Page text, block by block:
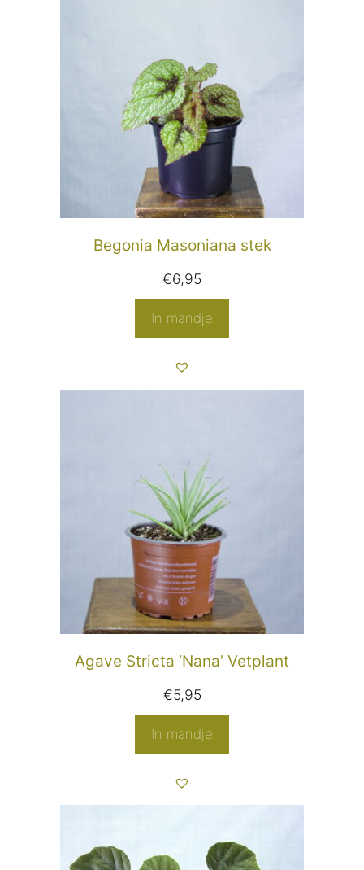
Begonia Masoniana stek
€6,95
In mandje
Agave Stricta ‘Nana’ Vetplant
€5,95
In mandje